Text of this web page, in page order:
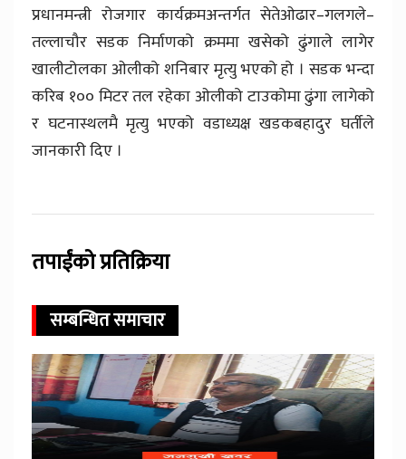
प्रधानमन्त्री रोजगार कार्यक्रमअन्तर्गत सेतेओढार–गलगले–
तल्लाचौर सडक निर्माणको क्रममा खसेको ढुंगाले लागेर
खालीटोलका ओलीको शनिबार मृत्यु भएको हो । सडक भन्दा
करिब १०० मिटर तल रहेका ओलीको टाउकोमा ढुंगा लागेको
र घटनास्थलमै मृत्यु भएको वडाध्यक्ष खडकबहादुर घर्तीले
जानकारी दिए ।
तपाईंको प्रतिक्रिया
सम्बन्धित समाचार